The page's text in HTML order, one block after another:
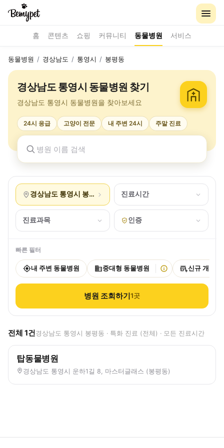
홈 콘텐츠 쇼핑 커뮤니티 동물병원 서비스
동물병원 / 경상남도 / 통영시 / 봉평동
경상남도 통영시 동물병원 찾기
경상남도 통영시 동물병원을 찾아보세요
24시 응급 고양이 전문 내 주변 24시 주말 진료
경상남도 통영시 봉평동 진료시간
진료과목 인증
빠른 필터
내 주변 동물병원 중대형 동물병원 신규 개원
병원 조회하기1곳
전체 1건경상남도 통영시 봉평동 · 특화 진료 (전체) · 모든 진료시간
탑동물병원
경상남도 통영시 운하1길 8, 마스터글래스 (봉평동)